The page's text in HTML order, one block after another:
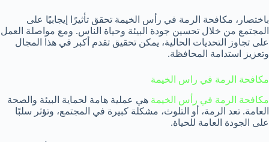
باختصار، مكافحة الرمة في رأس الخيمة تحقق تأثيرًا إيجابيًا على
المجتمع من خلال تحسين جودة البيئة وحياة الناس. ومع مواصلة العمل
على تجاوز التحديات الحالية، يمكن تحقيق تقدم أكبر في هذا المجال
وتعزيز استدامة المحافظة.
مكافحة الرمة في راس الخيمة
مكافحة الرمة في رأس الخيمة هي عملية هامة لحماية البيئة والصحة
العامة. تعد الرمة، أو التلوث، مشكلة كبيرة في المجتمع، وتؤثر سلبًا
على الجودة العامة للحياة.